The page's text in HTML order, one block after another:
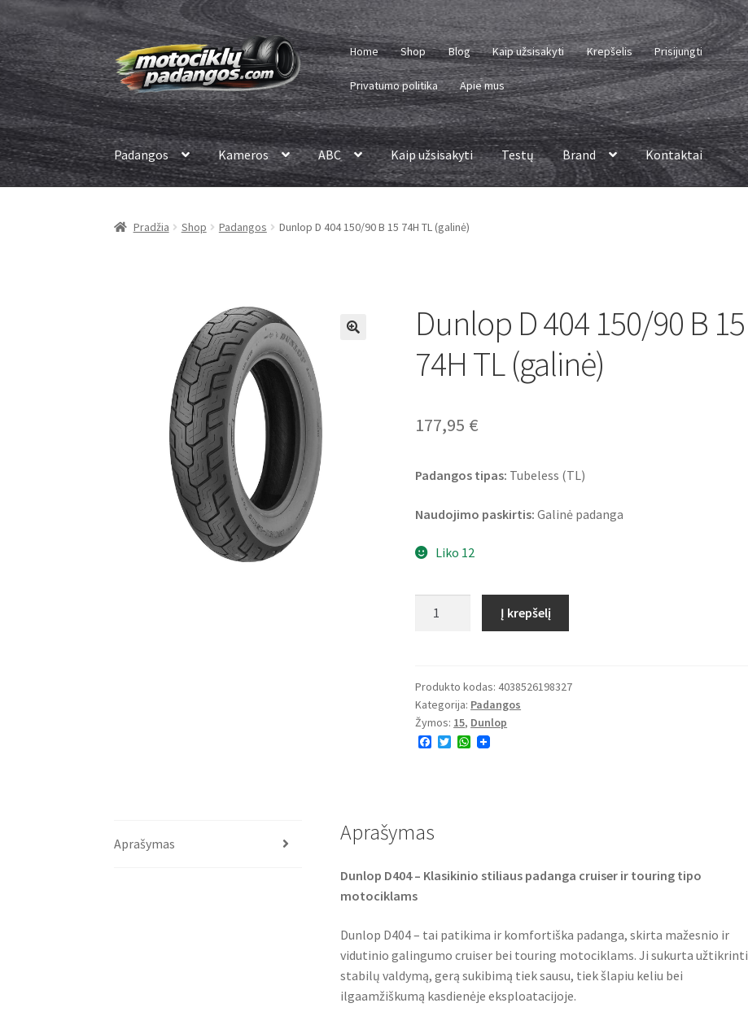
Pereiti
prie
meniu
Pereiti
prie
turinio
Home Shop Blog Kaip užsisakyti Krepšelis Prisijungti
Privatumo politika Apie mus
Padangos Kameros ABC Kaip užsisakyti Testų Brand Kontaktai
Pradžia Shop Padangos Dunlop D 404 150/90 B 15 74H TL (galinė)
Dunlop D 404 150/90 B 15
74H TL (galinė)
177,95 €
Padangos tipas: Tubeless (TL)
Naudojimo paskirtis: Galinė padanga
Liko 12
404
150/90
B
15
Į krepšelį
Produkto kodas:4038526198327
Kategorija: Padangos
Žymos: 15, Dunlop
F
k
T
W
Aprašymas Aprašymas
Dunlop D404 – Klasikinio stiliaus padanga cruiser ir touring tipo
motociklams
Dunlop D404 – tai patikima ir komfortiška padanga, skirta mažesnio ir
vidutinio galingumo cruiser bei touring motociklams. Ji sukurta užtikrinti
stabilų valdymą, gerą sukibimą tiek sausu, tiek šlapiu keliu bei
ilgaamžiškumą kasdienėje eksploatacijoje.